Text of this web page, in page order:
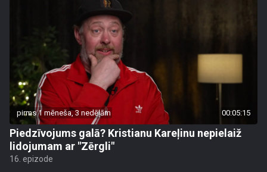
pirms 1 mēneša, 3 nedēļām 00:05:15
Piedzīvojums galā? Kristianu Kareļinu nepielaiž
lidojumam ar "Zērgli"
16. epizode